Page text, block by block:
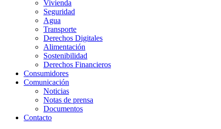
Vivienda
Seguridad
Agua
Transporte
Derechos Digitales
Alimentación
Sostenibilidad
Derechos Financieros
Consumidores
Comunicación
Noticias
Notas de prensa
Documentos
Contacto